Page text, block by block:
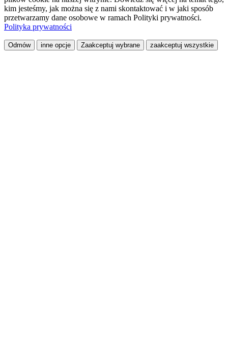
kim jesteśmy, jak można się z nami skontaktować i w jaki sposób
przetwarzamy dane osobowe w ramach Polityki prywatności.
Polityka prywatności
Odmów inne opcje Zaakceptuj wybrane zaakceptuj wszystkie